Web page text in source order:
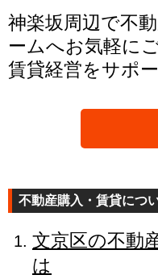
神楽坂周辺で不
ームへお気軽に
賃貸経営をサポ
不動産購入・賃貸につ
文京区の不動
は